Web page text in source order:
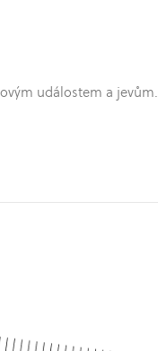
událostem a jevům.